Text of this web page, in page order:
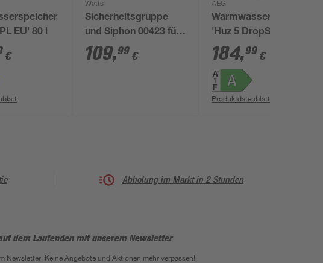
EU' 80 l
€
Watts
Sicherheitsgruppe
und Siphon 00423 für
Hängespeicher
109,99 €
AEG
Warmwasserspeicher
'Huz 5 DropStop' 2
kW
184,99 €
Produktdatenblatt
Abholung im Markt in 2 Stunden
dem Laufenden mit unserem Newsletter
Newsletter: Keine Angebote und Aktionen mehr verpassen!